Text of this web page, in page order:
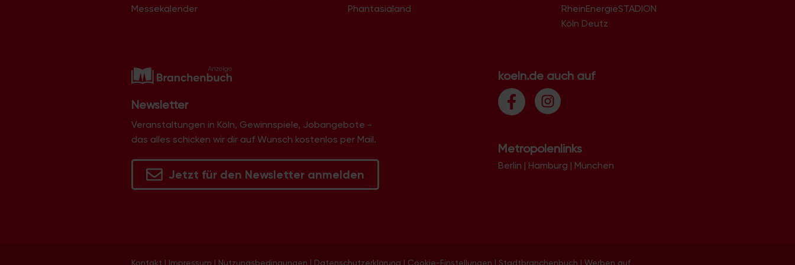
Messekalender
Phantasialand
RheinEnergieSTADION
Köln Deutz
Newsletter
Veranstaltungen in Köln, Gewinnspiele, Jobangebote -
das alles schicken wir dir auf Wunsch kostenlos per Mail.
Jetzt für den Newsletter anmelden
koeln.de auch auf
Metropolenlinks
Berlin | Hamburg | München
Kontakt | Impressum | Nutzungsbedingungen | Datenschutzerklärung | Cookie-Einstellungen | Stadtbranchenbuch | Werben auf